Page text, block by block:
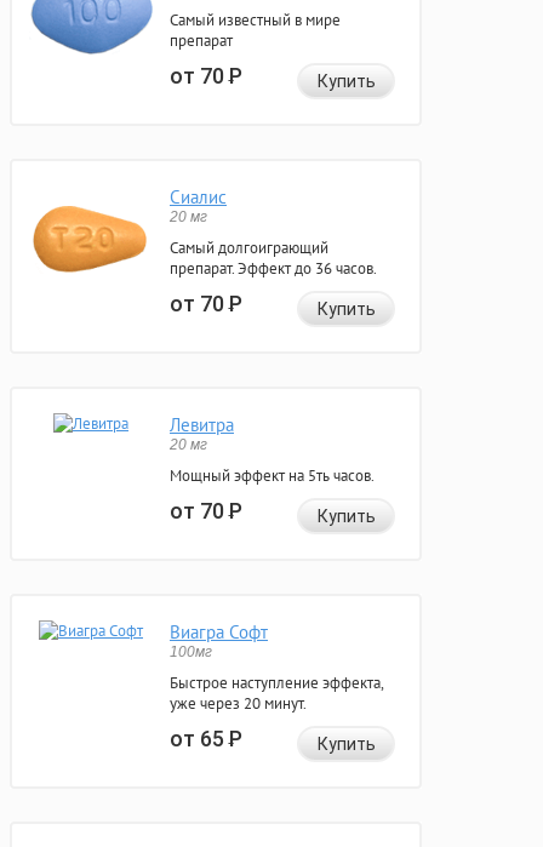
Самый известный в мире
препарат
от 70Р Купить
Сиалис
20 мг
Самый долгоиграющий
препарат. Эффект до 36 часов.
от 70Р Купить
Левитра
20 мг
Мощный эффект на 5ть часов.
от 70Р Купить
Виагра Софт
100мг
Быстрое наступление эффекта,
уже через 20 минут.
от 65Р Купить